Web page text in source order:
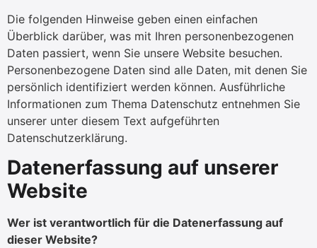
Die folgenden Hinweise geben einen einfachen
Überblick darüber, was mit Ihren personenbezogenen
Daten passiert, wenn Sie unsere Website besuchen.
Personenbezogene Daten sind alle Daten, mit denen Sie
persönlich identifiziert werden können. Ausführliche
Informationen zum Thema Datenschutz entnehmen Sie
unserer unter diesem Text aufgeführten
Datenschutzerklärung.
Datenerfassung auf unserer
Website
Wer ist verantwortlich für die Datenerfassung auf
dieser Website?